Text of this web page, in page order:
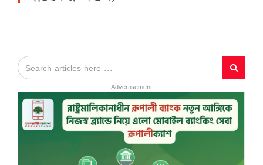
- Advertisement -